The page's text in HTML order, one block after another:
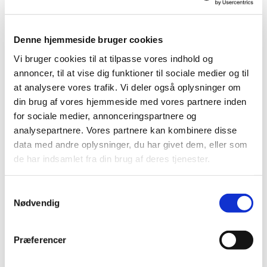
Denne hjemmeside bruger cookies
Vi bruger cookies til at tilpasse vores indhold og
annoncer, til at vise dig funktioner til sociale medier og til
at analysere vores trafik. Vi deler også oplysninger om
din brug af vores hjemmeside med vores partnere inden
for sociale medier, annonceringspartnere og
analysepartnere. Vores partnere kan kombinere disse
data med andre oplysninger, du har givet dem, eller som
de har indsamlet fra din brug af deres tjenester.
Nødvendig
Præferencer
Fødsel